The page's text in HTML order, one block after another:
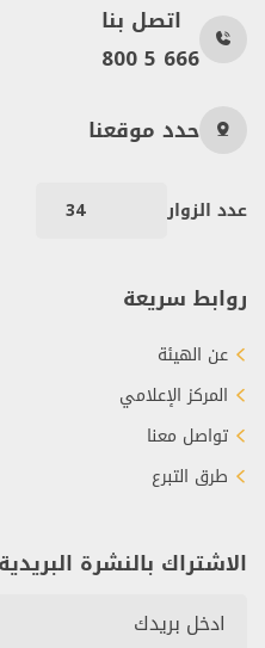
اتصل بنا
800 5 666
حدد موقعنا
عدد الزوار 34
روابط سريعة
عن الهيئة
المركز الإعلامي
تواصل معنا
طرق التبرع
الاشتراك بالنشرة البريدية